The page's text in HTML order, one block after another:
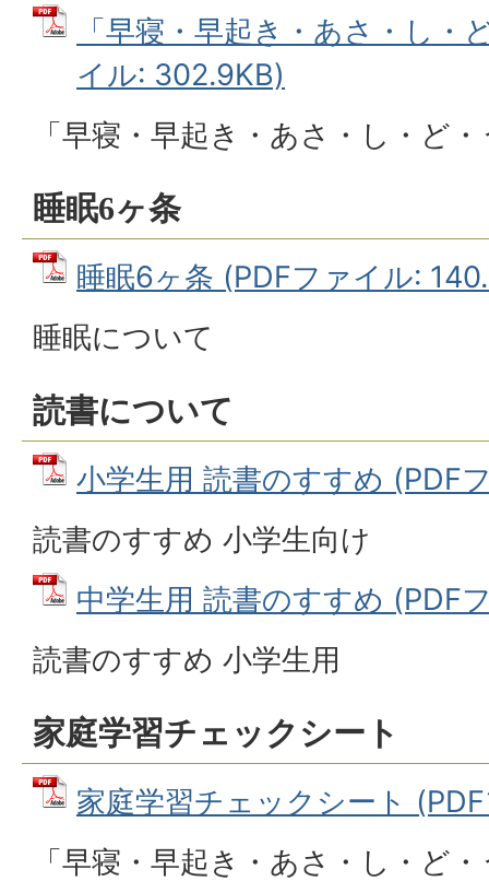
「早寝・早起き・あさ・し・
イル: 302.9KB)
「早寝・早起き・あさ・し・ど
睡眠6ヶ条
睡眠6ヶ条 (PDFファイル:
睡眠について
読書について
小学生用 読書のすすめ (PDF
読書のすすめ 小学生向け
中学生用 読書のすすめ (PDF
読書のすすめ 小学生用
家庭学習チェックシート
家庭学習チェックシート
「早寝・早起き・あさ・し・ど